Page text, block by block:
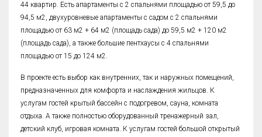
44 квартир. Есть апартаменты с 2 спальнями площадью от 59,5 до
94,5 м2, двухуровневые апартаменты с садом с 2 спальнями
площадью от 63 м2 + 64 м2 (площадь сада) до 59,5 м2 + 120 м2
(площадь сада), а также большие пентхаусы с 4 спальнями
площадью от 15 до 124 м2.
В проекте есть выбор как внутренних, так и наружных помещений,
предназначенных для комфорта и наслаждения жильцов. К
услугам гостей крытый бассейн с подогревом, сауна, комната
отдыха. А также полностью оборудованный тренажерный зал,
детский клуб, игровая комната. К услугам гостей большой открытый